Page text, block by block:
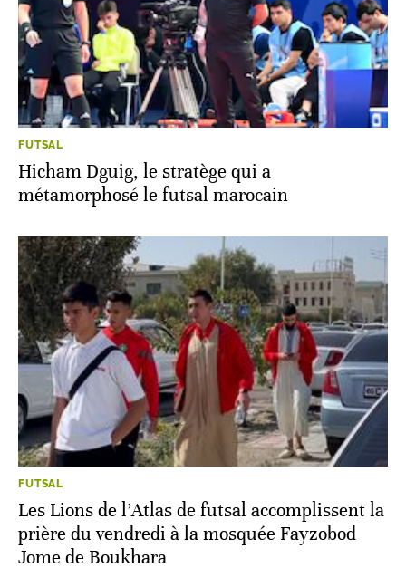
FUTSAL
Hicham Dguig, le stratège qui a
métamorphosé le futsal marocain
FUTSAL
Les Lions de l’Atlas de futsal accomplissent la
prière du vendredi à la mosquée Fayzobod
Jome de Boukhara